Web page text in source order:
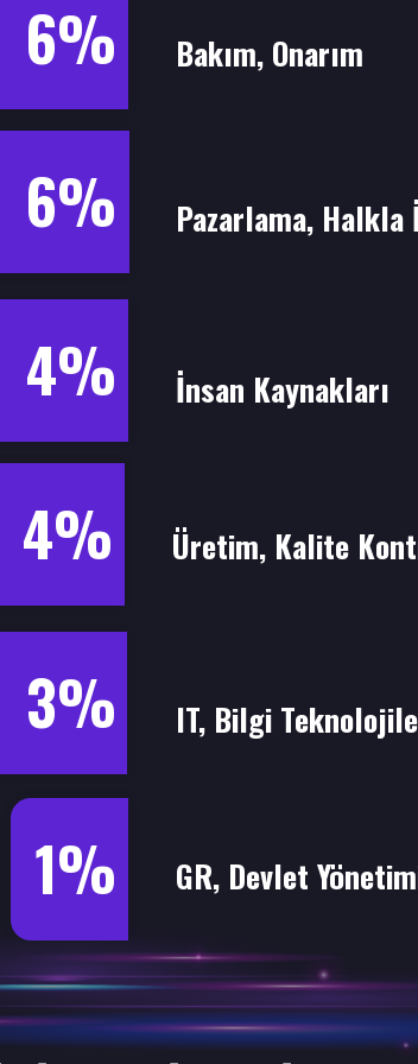
GR, Devlet
1%
IT, Bilgi
3%
Üretim, Kalite
4%
İnsan Kaynakları
4%
Pazarlama,
6%
Bakım, Onarım
6%